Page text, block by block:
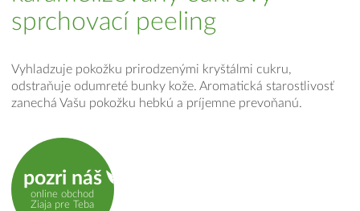
sprchovací peeling
Vyhladzuje pokožku prirodzenými kryštálmi cukru,
odstraňuje odumreté bunky kože. Aromatická starostlivosť
zanechá Vašu pokožku hebkú a príjemne prevoňanú.
pozri náš
online obchod
Ziaja pre Teba